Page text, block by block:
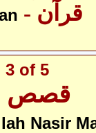
- قرآن
3 of 5
قصص
Nasir